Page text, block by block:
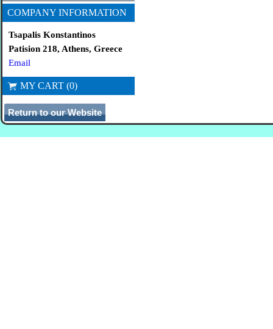
COMPANY INFORMATION
Tsapalis Konstantinos
Patision 218, Athens, Greece
Email
MY CART (0)